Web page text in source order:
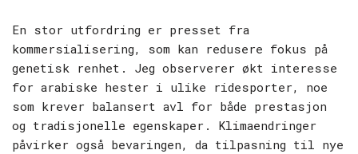
En stor utfordring er presset fra
kommersialisering, som kan redusere fokus på
genetisk renhet. Jeg observerer økt interesse
for arabiske hester i ulike ridesporter, noe
som krever balansert avl for både prestasjon
og tradisjonelle egenskaper. Klimaendringer
påvirker også bevaringen, da tilpasning til nye